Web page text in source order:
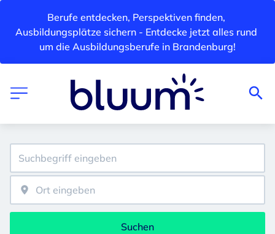
Berufe entdecken, Perspektiven finden,
Ausbildungsplätze sichern - Entdecke jetzt alles rund
um die Ausbildungsberufe in Brandenburg!
Suchen